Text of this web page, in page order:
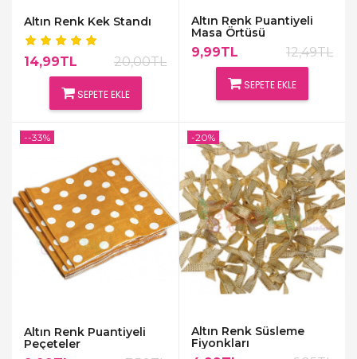
Altın Renk Kek Standı
14,99TL 20,00TL
SEPETE EKLE
Altın Renk Puantiyeli
Masa Örtüsü
9,99TL 12,49TL
SEPETE EKLE
Altın Renk Puantiyeli
Peçeteler
--33%
Altın Renk Süsleme
Fiyonkları
-20%